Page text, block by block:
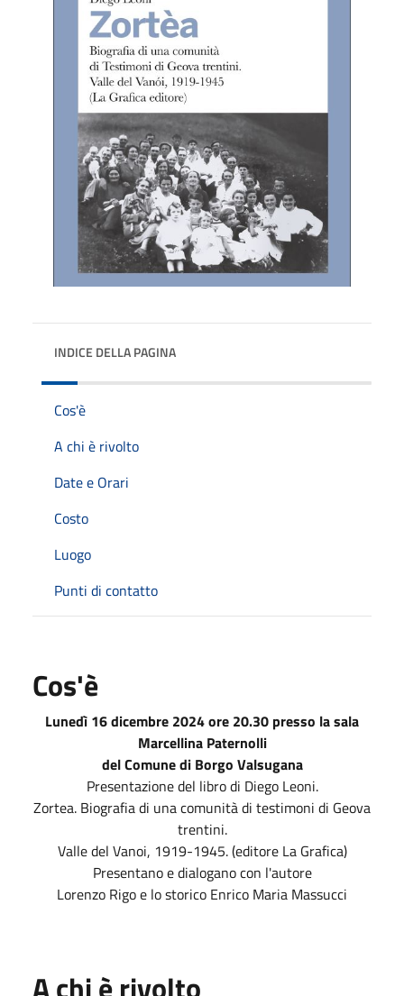
INDICE DELLA PAGINA
Cos'è
A chi è rivolto
Date e Orari
Costo
Luogo
Punti di contatto
Cos'è
Lunedì 16 dicembre 2024 ore 20.30 presso la sala
Marcellina Paternolli
del Comune di Borgo Valsugana
Presentazione del libro di Diego Leoni.
Zortea. Biografia di una comunità di testimoni di Geova
trentini.
Valle del Vanoi, 1919-1945. (editore La Grafica)
Presentano e dialogano con l'autore
Lorenzo Rigo e lo storico Enrico Maria Massucci